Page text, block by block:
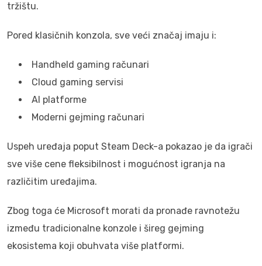
tržištu.
Pored klasičnih konzola, sve veći značaj imaju i:
Handheld gaming računari
Cloud gaming servisi
AI platforme
Moderni gejming računari
Uspeh uređaja poput Steam Deck-a pokazao je da igrači
sve više cene fleksibilnost i mogućnost igranja na
različitim uređajima.
Zbog toga će Microsoft morati da pronađe ravnotežu
između tradicionalne konzole i šireg gejming
ekosistema koji obuhvata više platformi.